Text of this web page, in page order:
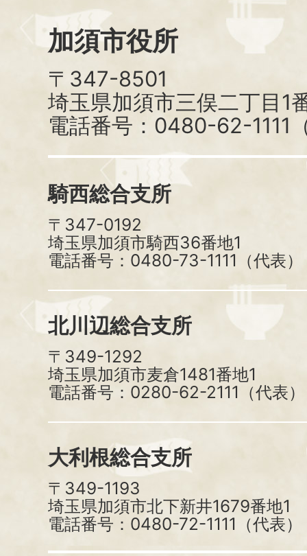
加須市役所
〒347-8501
埼玉県加須市三俣二丁目1
電話番号：0480-62-1111
騎西総合支所
〒347-0192
埼玉県加須市騎西36番地1
電話番号：0480-73-1111（代表）
北川辺総合支所
〒349-1292
埼玉県加須市麦倉1481番地1
電話番号：0280-62-2111（代表）
大利根総合支所
〒349-1193
埼玉県加須市北下新井1679番地1
電話番号：0480-72-1111（代表）